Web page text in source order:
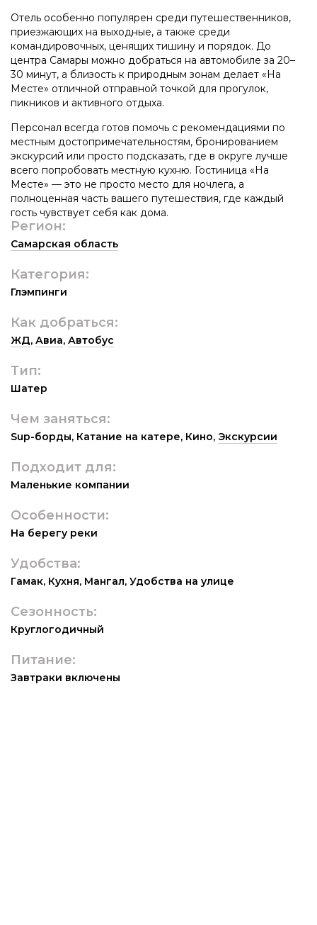
Отель особенно популярен среди путешественников,
приезжающих на выходные, а также среди
командировочных, ценящих тишину и порядок. До
центра Самары можно добраться на автомобиле за 20–
30 минут, а близость к природным зонам делает «На
Месте» отличной отправной точкой для прогулок,
пикников и активного отдыха.
Персонал всегда готов помочь с рекомендациями по
местным достопримечательностям, бронированием
экскурсий или просто подсказать, где в округе лучше
всего попробовать местную кухню. Гостиница «На
Месте» — это не просто место для ночлега, а
полноценная часть вашего путешествия, где каждый
гость чувствует себя как дома.
Регион:
Самарская область
Категория:
Глэмпинги
Как добраться:
ЖД, Авиа, Автобус
Тип:
Шатер
Чем заняться:
Sup-борды, Катание на катере, Кино, Экскурсии
Подходит для:
Маленькие компании
Особенности:
На берегу реки
Удобства:
Гамак, Кухня, Мангал, Удобства на улице
Сезонность:
Круглогодичный
Питание:
Завтраки включены